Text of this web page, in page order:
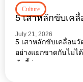
Culture
5 เสาหลักขับเค
July 21, 2026
5 เสาหลักขับเคลื่อน
อย่างแยกขาดกันไม่ไ
ข้อนี้ก่อน